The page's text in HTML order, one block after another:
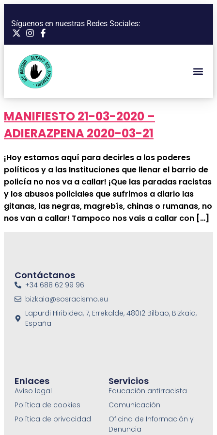
Síguenos en nuestras Redes Sociales:
MANIFIESTO 21-03-2020 –
ADIERAZPENA 2020-03-21
¡Hoy estamos aquí para decirles a los poderes
políticos y a las Instituciones que llenar el barrio de
policía no nos va a callar! ¡Que las paradas racistas
y los abusos policiales que sufrimos a diario las
gitanas, las negras, magrebís, chinas o rumanas, no
nos van a callar! Tampoco nos vais a callar con […]
Servicios
Educación antirracista
Comunicación
Oficina de Información y
Denuncia
Enlaces
Aviso legal
Política de cookies
Política de privacidad
Contáctanos
+34 688 62 99 96
bizkaia@sosracismo.eu
Lapurdi Hiribidea, 7, Errekalde, 48012 Bilbao, Bizkaia,
España